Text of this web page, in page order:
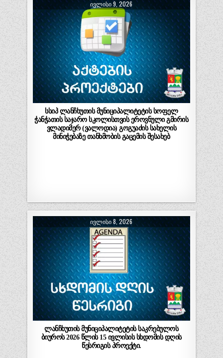
ᲘᲕᲚᲘᲡᲘ 9, 2026
სსიპ ლანჩხუთის მუნიციპალიტეტის სოფელ
ჭანჭათის საჯარო სკოლისთვის ეროვნული გმირის
ვლადიმერ (ვალოდია) გოგუაძის სახელის
მინიჭებაზე თანხმობის გაცემის შესახებ
ᲘᲕᲚᲘᲡᲘ 8, 2026
ლანჩხუთის მუნიციპალიტეტის საკრებულოს
ბიუროს 2026 წლის 15 ივლისის სხდომის დღის
წესრიგის პროექტი.